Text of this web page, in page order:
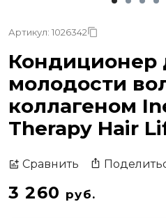
Артикул: 1026342
Кондиционер
молодости
коллагеном
Therapy Hair
Сравнить
3 260 руб.